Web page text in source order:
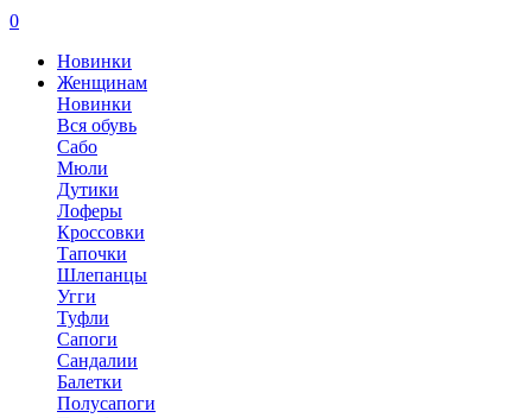
0
Новинки
Женщинам
Новинки
Вся обувь
Сабо
Мюли
Дутики
Лоферы
Кроссовки
Тапочки
Шлепанцы
Угги
Туфли
Сапоги
Сандалии
Балетки
Полусапоги